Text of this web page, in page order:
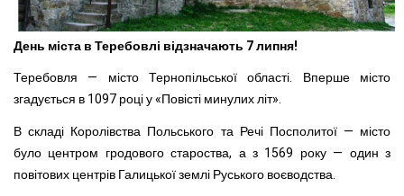
День міста в Теребовлі відзначають 7 липня!
Теребовля — місто Тернопільської області. Вперше місто
згадується в 1097 році у «Повісті минулих літ».
В складі Королівства Польського та Речі Посполитої — місто
було центром гродового староства, а з 1569 року — один з
повітових центрів Галицької землі Руського воєводства.